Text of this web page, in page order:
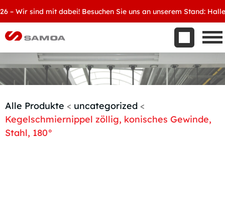
Wir sind mit dabei! Besuchen Sie uns an unserem Stand: Halle
Aktuelles
Kontakt
Handelspartner werden
Alle Produkte < uncategorized <
Kegelschmiernippel zöllig, konisches Gewinde,
Stahl, 180°